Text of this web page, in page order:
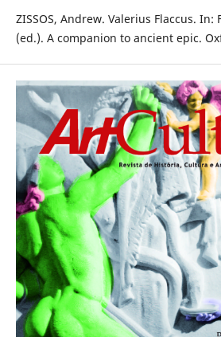
ZISSOS, Andrew. Valerius Flaccus. In:
(ed.). A companion to ancient epic.